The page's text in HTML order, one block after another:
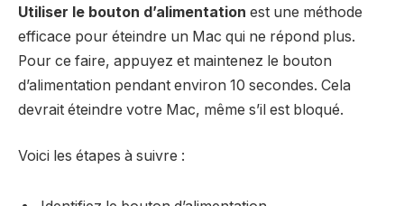
Utiliser le bouton d’alimentation est une méthode
efficace pour éteindre un Mac qui ne répond plus.
Pour ce faire, appuyez et maintenez le bouton
d’alimentation pendant environ 10 secondes. Cela
devrait éteindre votre Mac, même s’il est bloqué.
Voici les étapes à suivre :